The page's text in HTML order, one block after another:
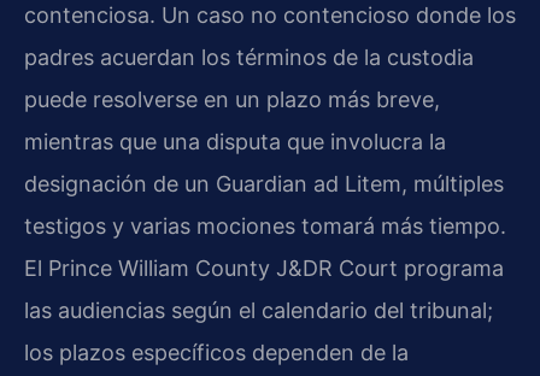
contenciosa. Un caso no contencioso donde los
padres acuerdan los términos de la custodia
puede resolverse en un plazo más breve,
mientras que una disputa que involucra la
designación de un Guardian ad Litem, múltiples
testigos y varias mociones tomará más tiempo.
El Prince William County J&DR Court programa
las audiencias según el calendario del tribunal;
los plazos específicos dependen de la